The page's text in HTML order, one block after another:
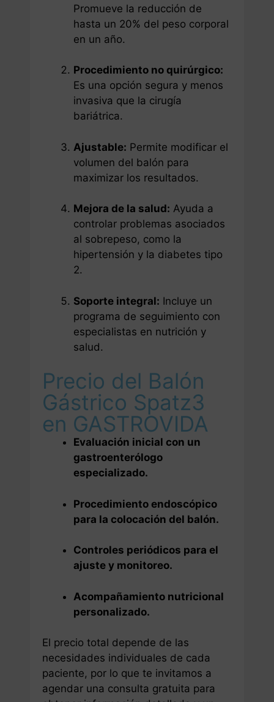
Promueve la reducción de
hasta un 20% del peso corporal
en un año.
Procedimiento no quirúrgico:
Es una opción segura y menos
invasiva que la cirugía
bariátrica.
Ajustable: Permite modificar el
volumen del balón para
maximizar los resultados.
Mejora de la salud: Ayuda a
controlar problemas asociados
al sobrepeso, como la
hipertensión y la diabetes tipo
2.
Soporte integral: Incluye un
programa de seguimiento con
especialistas en nutrición y
salud.
Precio del Balón
Gástrico Spatz3
en GASTROVIDA
Evaluación inicial con un
gastroenterólogo
especializado.
Procedimiento endoscópico
para la colocación del balón.
Controles periódicos para el
ajuste y monitoreo.
Acompañamiento nutricional
personalizado.
El precio total depende de las
necesidades individuales de cada
paciente, por lo que te invitamos a
agendar una consulta gratuita para